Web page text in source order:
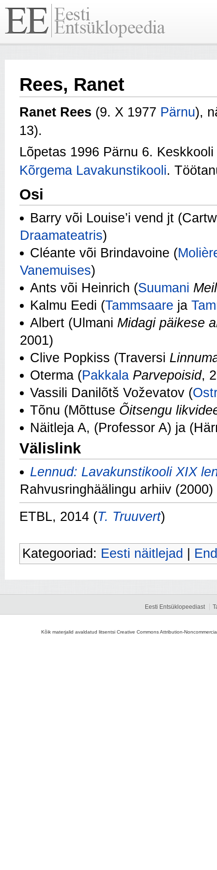
Rees, Ranet
Ranet Rees (9. X 1977 Pärnu),
13).
Lõpetas 1996 Pärnu 6.
Kõrgema Lavakunstikooli.
Osi
Barry või Louise’i vend jt
Draamateatris)
Cléante või Brindavoine (
Vanemuises)
Ants või Heinrich (Suumani
Kalmu Eedi (Tammsaare ja
Albert (Ulmani Midagi päikese
2001)
Clive Popkiss (Traversi
Oterma (Pakkala Parvepoisid,
Vassili Danilõtš Voževatov (
Tõnu (Mõttuse Õitsengu
Näitleja A, (Professor A) ja
Välislink
Lennud: Lavakunstikooli XIX
Rahvusringhäälingu arhiiv (2000)
ETBL, 2014 (T. Truuvert)
Kategooriad: Eesti näitlejad
Eesti Entsüklopeediast
Kõik materjalid avaldatud litsentsi Creative Commons Attribution-